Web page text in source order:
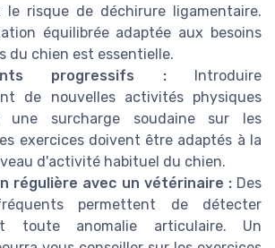
le risque de déchirure ligamentaire.
équilibrée adaptée aux besoins
du chien est essentielle.
progressifs :Introduire
de nouvelles activités physiques
une surcharge soudaine sur les
exercices doivent être adaptés à la
d'activité habituel du chien.
régulière avec un vétérinaire :Des
permettent de détecter
toute anomalie articulaire. Un